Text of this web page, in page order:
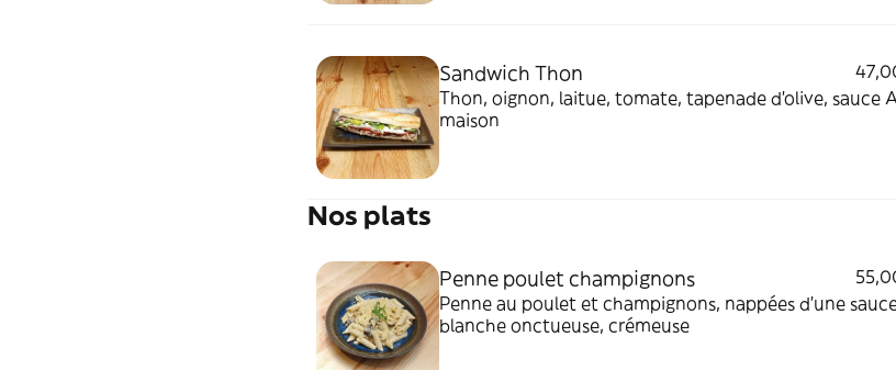
Sandwich Thon
Thon, oignon, laitue, tomate, tapenade d'olive, sauce
maison
Nos plats
Penne poulet champignons
Penne au poulet et champignons, nappées d’une
blanche onctueuse, crémeuse